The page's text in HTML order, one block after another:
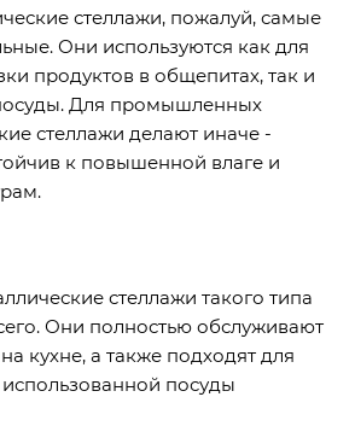
стеллажи, пожалуй, самые
Они используются как для
продуктов в общепитах, так и
Для промышленных
стеллажи делают иначе -
к повышенной влаге и
стеллажи такого типа
Они полностью обслуживают
кухне, а также подходят для
посуды